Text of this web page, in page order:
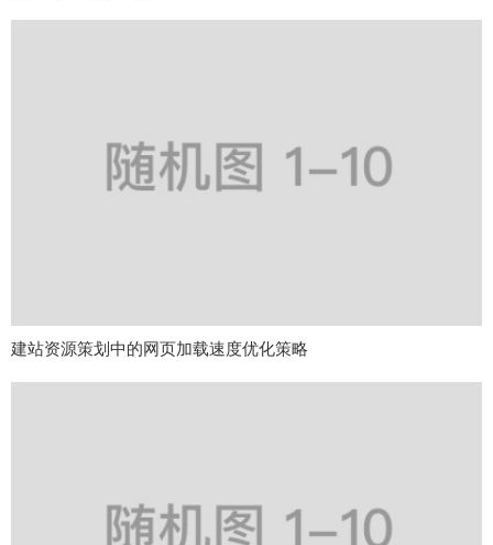
建站资源策划中的网页加载速度优化策略